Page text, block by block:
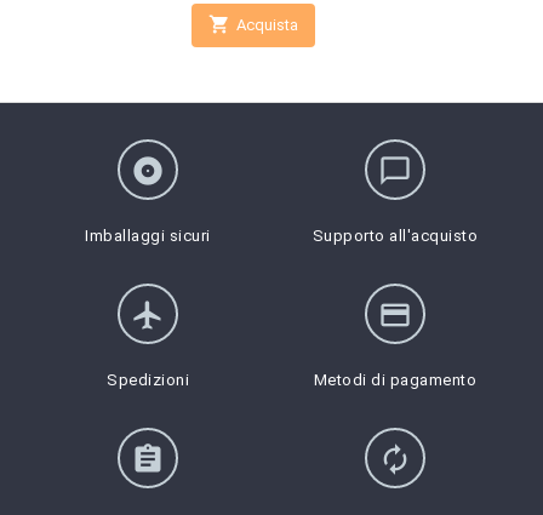
 Acquista
album
Imballaggi sicuri
chat_bubble_outline
Supporto all'acquisto
flight
Spedizioni
credit_card
Metodi di pagamento
assignment autorenew